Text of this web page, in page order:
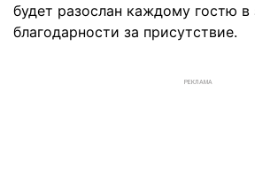
будет разослан каждому гостю в
благодарности за присутствие.
РЕКЛАМА